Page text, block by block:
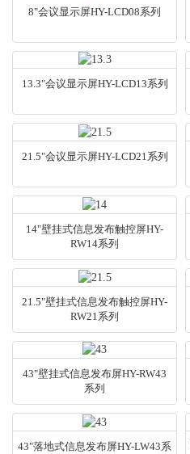
8"会议显示屏HY-LCD08系列
13.3"会议显示屏HY-LCD13系列
21.5"会议显示屏HY-LCD21系列
14"壁挂式信息发布触控屏HY-
RW14系列
21.5"壁挂式信息发布触控屏HY-
RW21系列
43"壁挂式信息发布屏HY-RW43
系列
43"落地式信息发布屏HY-LW43系